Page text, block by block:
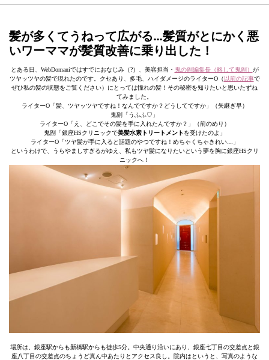
髪が多くてうねって広がる…髪質がとにかく悪
いワーママが髪質改善に乗り出した！
とある日、WebDomaniではすでにおなじみ（?）、美容担当・ 鬼の副編集長（略して鬼副） が
ツヤッツヤの髪で現れたのです。クセあり、多毛、ハイダメージのライターO（ 以前の記事で
ぜひ私の髪の状態をご覧ください）にとっては憧れの髪！その秘密を知りたいと思いたずね
てみました。
ライターO「髪、ツヤッツヤですね！なんでですか？どうしてですか」（矢継ぎ早）
鬼副「うふふ♡」
ライターO「え、どこでその髪を手に入れたんですか？」（前のめり）
鬼副「銀座HSクリニックで美髪水素トリートメント を受けたのよ」
ライターO「ツヤ髪が手に入ると話題のやつですね！めちゃくちゃきれい…」
というわけで、うらやましすぎるがゆえ、私もツヤ髪になりたいという夢を胸に銀座HSクリ
ニックへ！
場所は、銀座駅からも新橋駅からも徒歩5分。中央通り沿いにあり、銀座七丁目の交差点と銀
座八丁目の交差点のちょうど真ん中あたりとアクセス良し。院内はというと、写真のような